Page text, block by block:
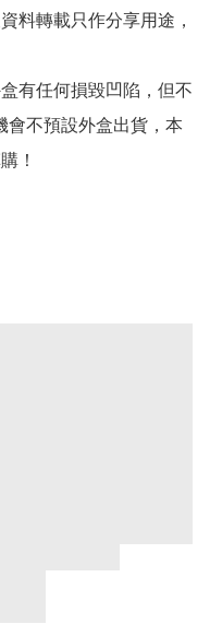
料轉載只作分享用途，
有任何損毀凹陷，但不
不預設外盒出貨，本
！